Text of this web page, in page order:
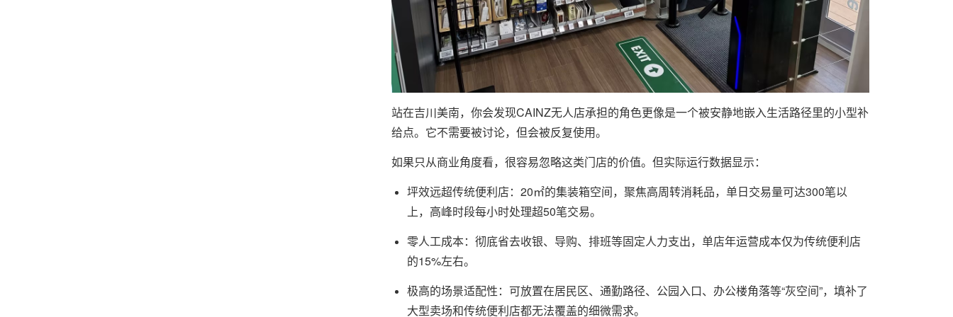
站在吉川美南，你会发现CAINZ无人店承担的角色更像是一个被安静地嵌入生活路径里的小型补
给点。它不需要被讨论，但会被反复使用。
如果只从商业角度看，很容易忽略这类门店的价值。但实际运行数据显示：
坪效远超传统便利店：20㎡的集装箱空间，聚焦高周转消耗品，单日交易量可达300笔以
上，高峰时段每小时处理超50笔交易。
零人工成本：彻底省去收银、导购、排班等固定人力支出，单店年运营成本仅为传统便利店
的15%左右。
极高的场景适配性：可放置在居民区、通勤路径、公园入口、办公楼角落等“灰空间”，填补了
大型卖场和传统便利店都无法覆盖的细微需求。